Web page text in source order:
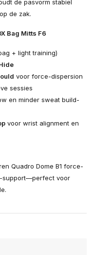
de pasvorm stabiel
de zak.
Bag Mitts F6
+ light training)
voor force-dispersion
sessies
en minder sweat build-
voor wrist alignment en
Quadro Dome B1 force-
support—perfect voor